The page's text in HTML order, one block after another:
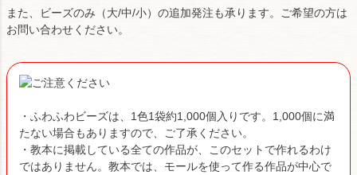
また、ビーズのみ（大/中/小）の追加発注も承ります。ご希望の方は
お問い合わせください。
・ふわふわビーズは、1色1袋約1,000個入りです。1,000個に満
たない場合もありますので、ご了承ください。
・教本に掲載している全ての作品が、このセットで作れるわけ
ではありません。教本では、モールを使って作る作品が中心で